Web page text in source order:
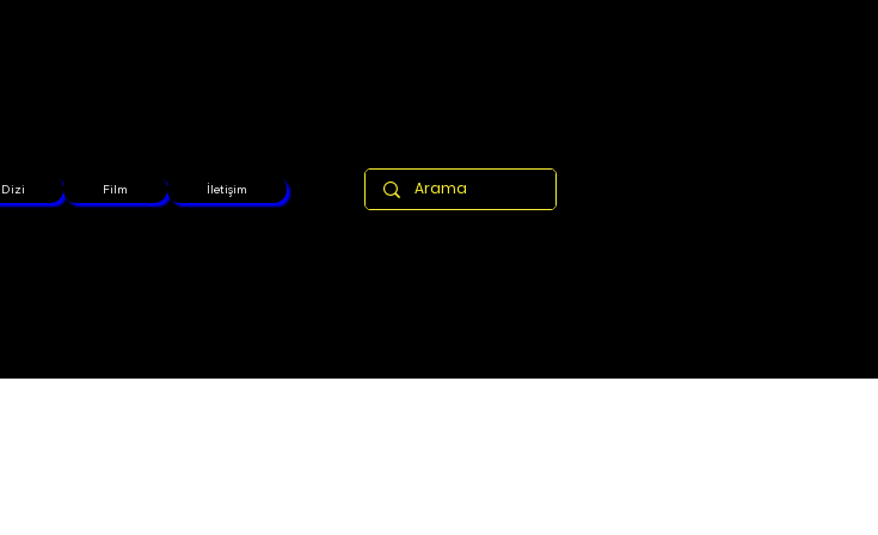
Dizi Film İletişim